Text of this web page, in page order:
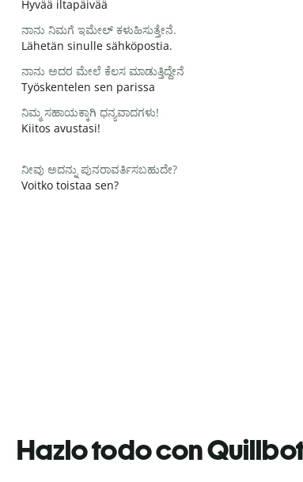
Hyvää iltapäivää
ನಾನು ನಿಮಗೆ ಇಮೇಲ್ ಕಳುಹಿಸುತ್ತೇನೆ.
Lähetän sinulle sähköpostia.
ನಾನು ಅದರ ಮೇಲೆ ಕೆಲಸ ಮಾಡುತ್ತಿದ್ದೇನೆ
Työskentelen sen parissa
ನಿಮ್ಮ ಸಹಾಯಕ್ಕಾಗಿ ಧನ್ಯವಾದಗಳು!
Kiitos avustasi!
ನೀವು ಅದನ್ನು ಪುನರಾವರ್ತಿಸಬಹುದೇ?
Voitko toistaa sen?
Hazlo todo con